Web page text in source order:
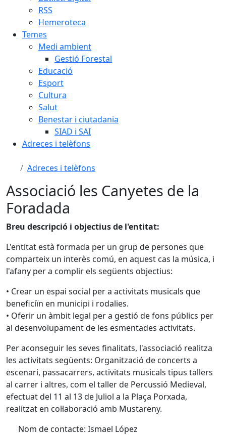
RSS
Hemeroteca
Temes
Medi ambient
Gestió Forestal
Educació
Esport
Cultura
Salut
Benestar i ciutadania
SIAD i SAI
Adreces i telèfons
Adreces i telèfons
Associació les Canyetes de la
Foradada
Breu descripció i objectius de l'entitat:
L'entitat està formada per un grup de persones que
comparteix un interès comú, en aquest cas la música, i
l'afany per a complir els següents objectius:
• Crear un espai social per a activitats musicals que
beneficiïn en municipi i rodalies.
• Oferir un àmbit legal per a gestió de fons públics per
al desenvolupament de les esmentades activitats.
Per aconseguir les seves finalitats, l'associació realitza
les activitats següents: Organització de concerts a
escenari, passacarrers, activitats musicals tipus tallers
al carrer i altres, com el taller de Percussió Medieval,
efectuat del 11 al 13 de Juliol a la Plaça Porxada,
realitzat en col·laboració amb Mustareny.
Nom de contacte: Ismael López